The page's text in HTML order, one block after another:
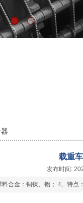
载重
发布时间:
合金：铜镍、铝； 4、特点